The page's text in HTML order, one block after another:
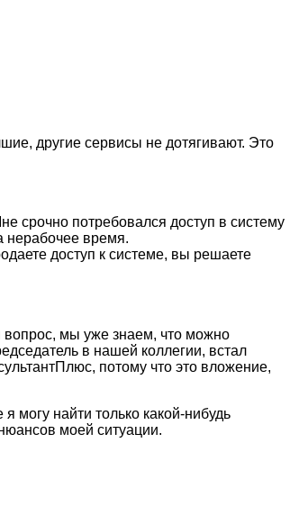
другие сервисы не дотягивают. Это
срочно потребовался доступ в систему
нерабочее время.
доступ к системе, вы решаете
вопрос, мы уже знаем, что можно
в нашей коллегии, встал
потому что это вложение,
могу найти только какой-нибудь
моей ситуации.